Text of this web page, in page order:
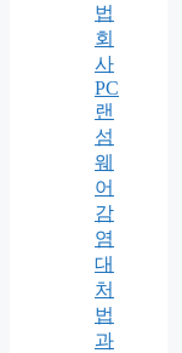
법
회
사
PC
랜
섬
웨
어
감
염
대
처
법
과